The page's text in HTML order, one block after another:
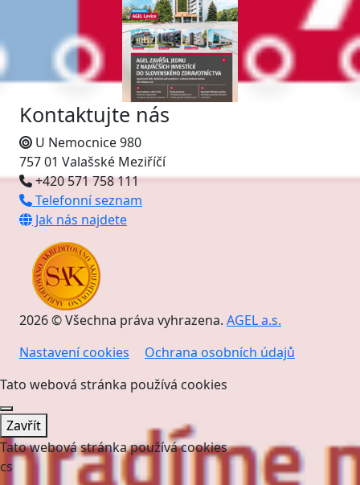
Kontaktujte nás
U Nemocnice 980
757 01 Valašské Meziříčí
+420 571 758 111
Telefonní seznam
Jak nás najdete
2026 © Všechna práva vyhrazena. AGEL a.s.
Nastavení cookies
Ochrana osobních údajů
Tato webová stránka používá cookies
Zavřít
Tato webová stránka používá cookies
cs